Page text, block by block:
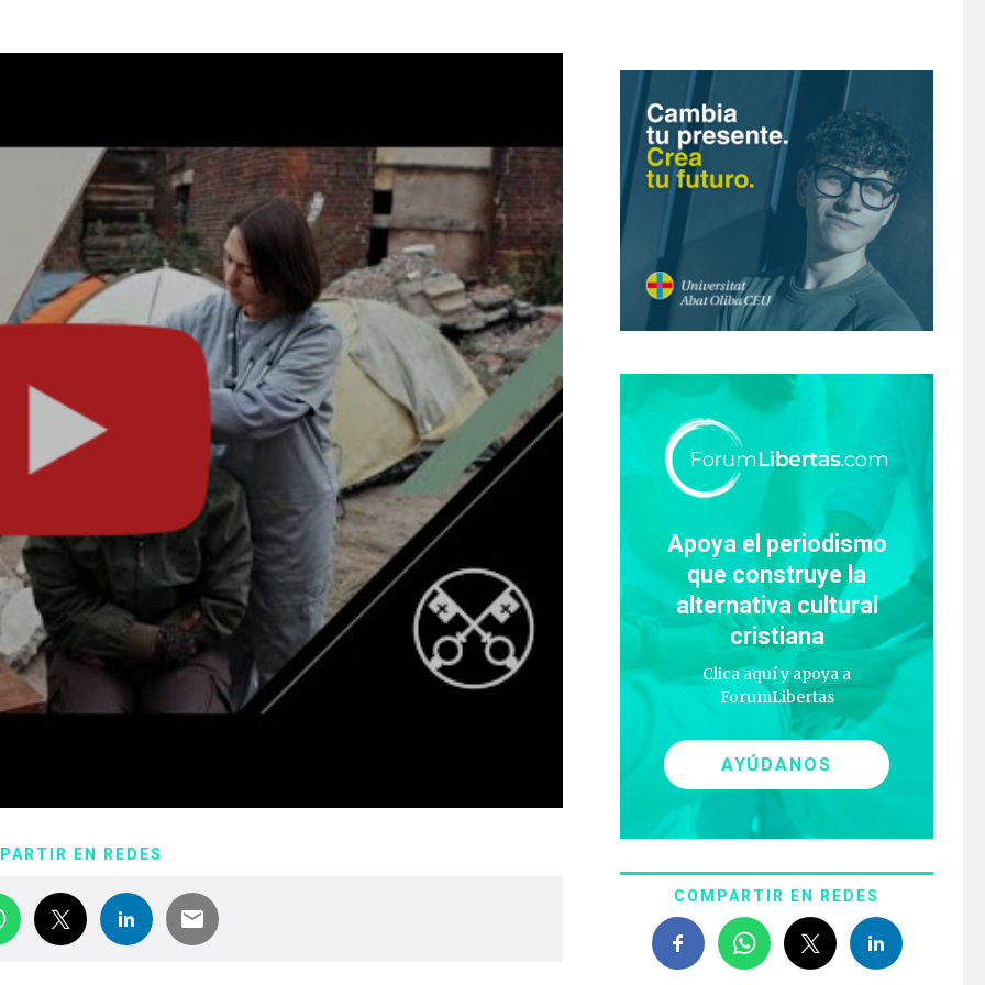
EN REDES
Apoya el periodismo
que construye la
alternativa cultural
cristiana
Clica aquí y apoya a
ForumLibertas
AYÚDANOS
COMPARTIR EN REDES